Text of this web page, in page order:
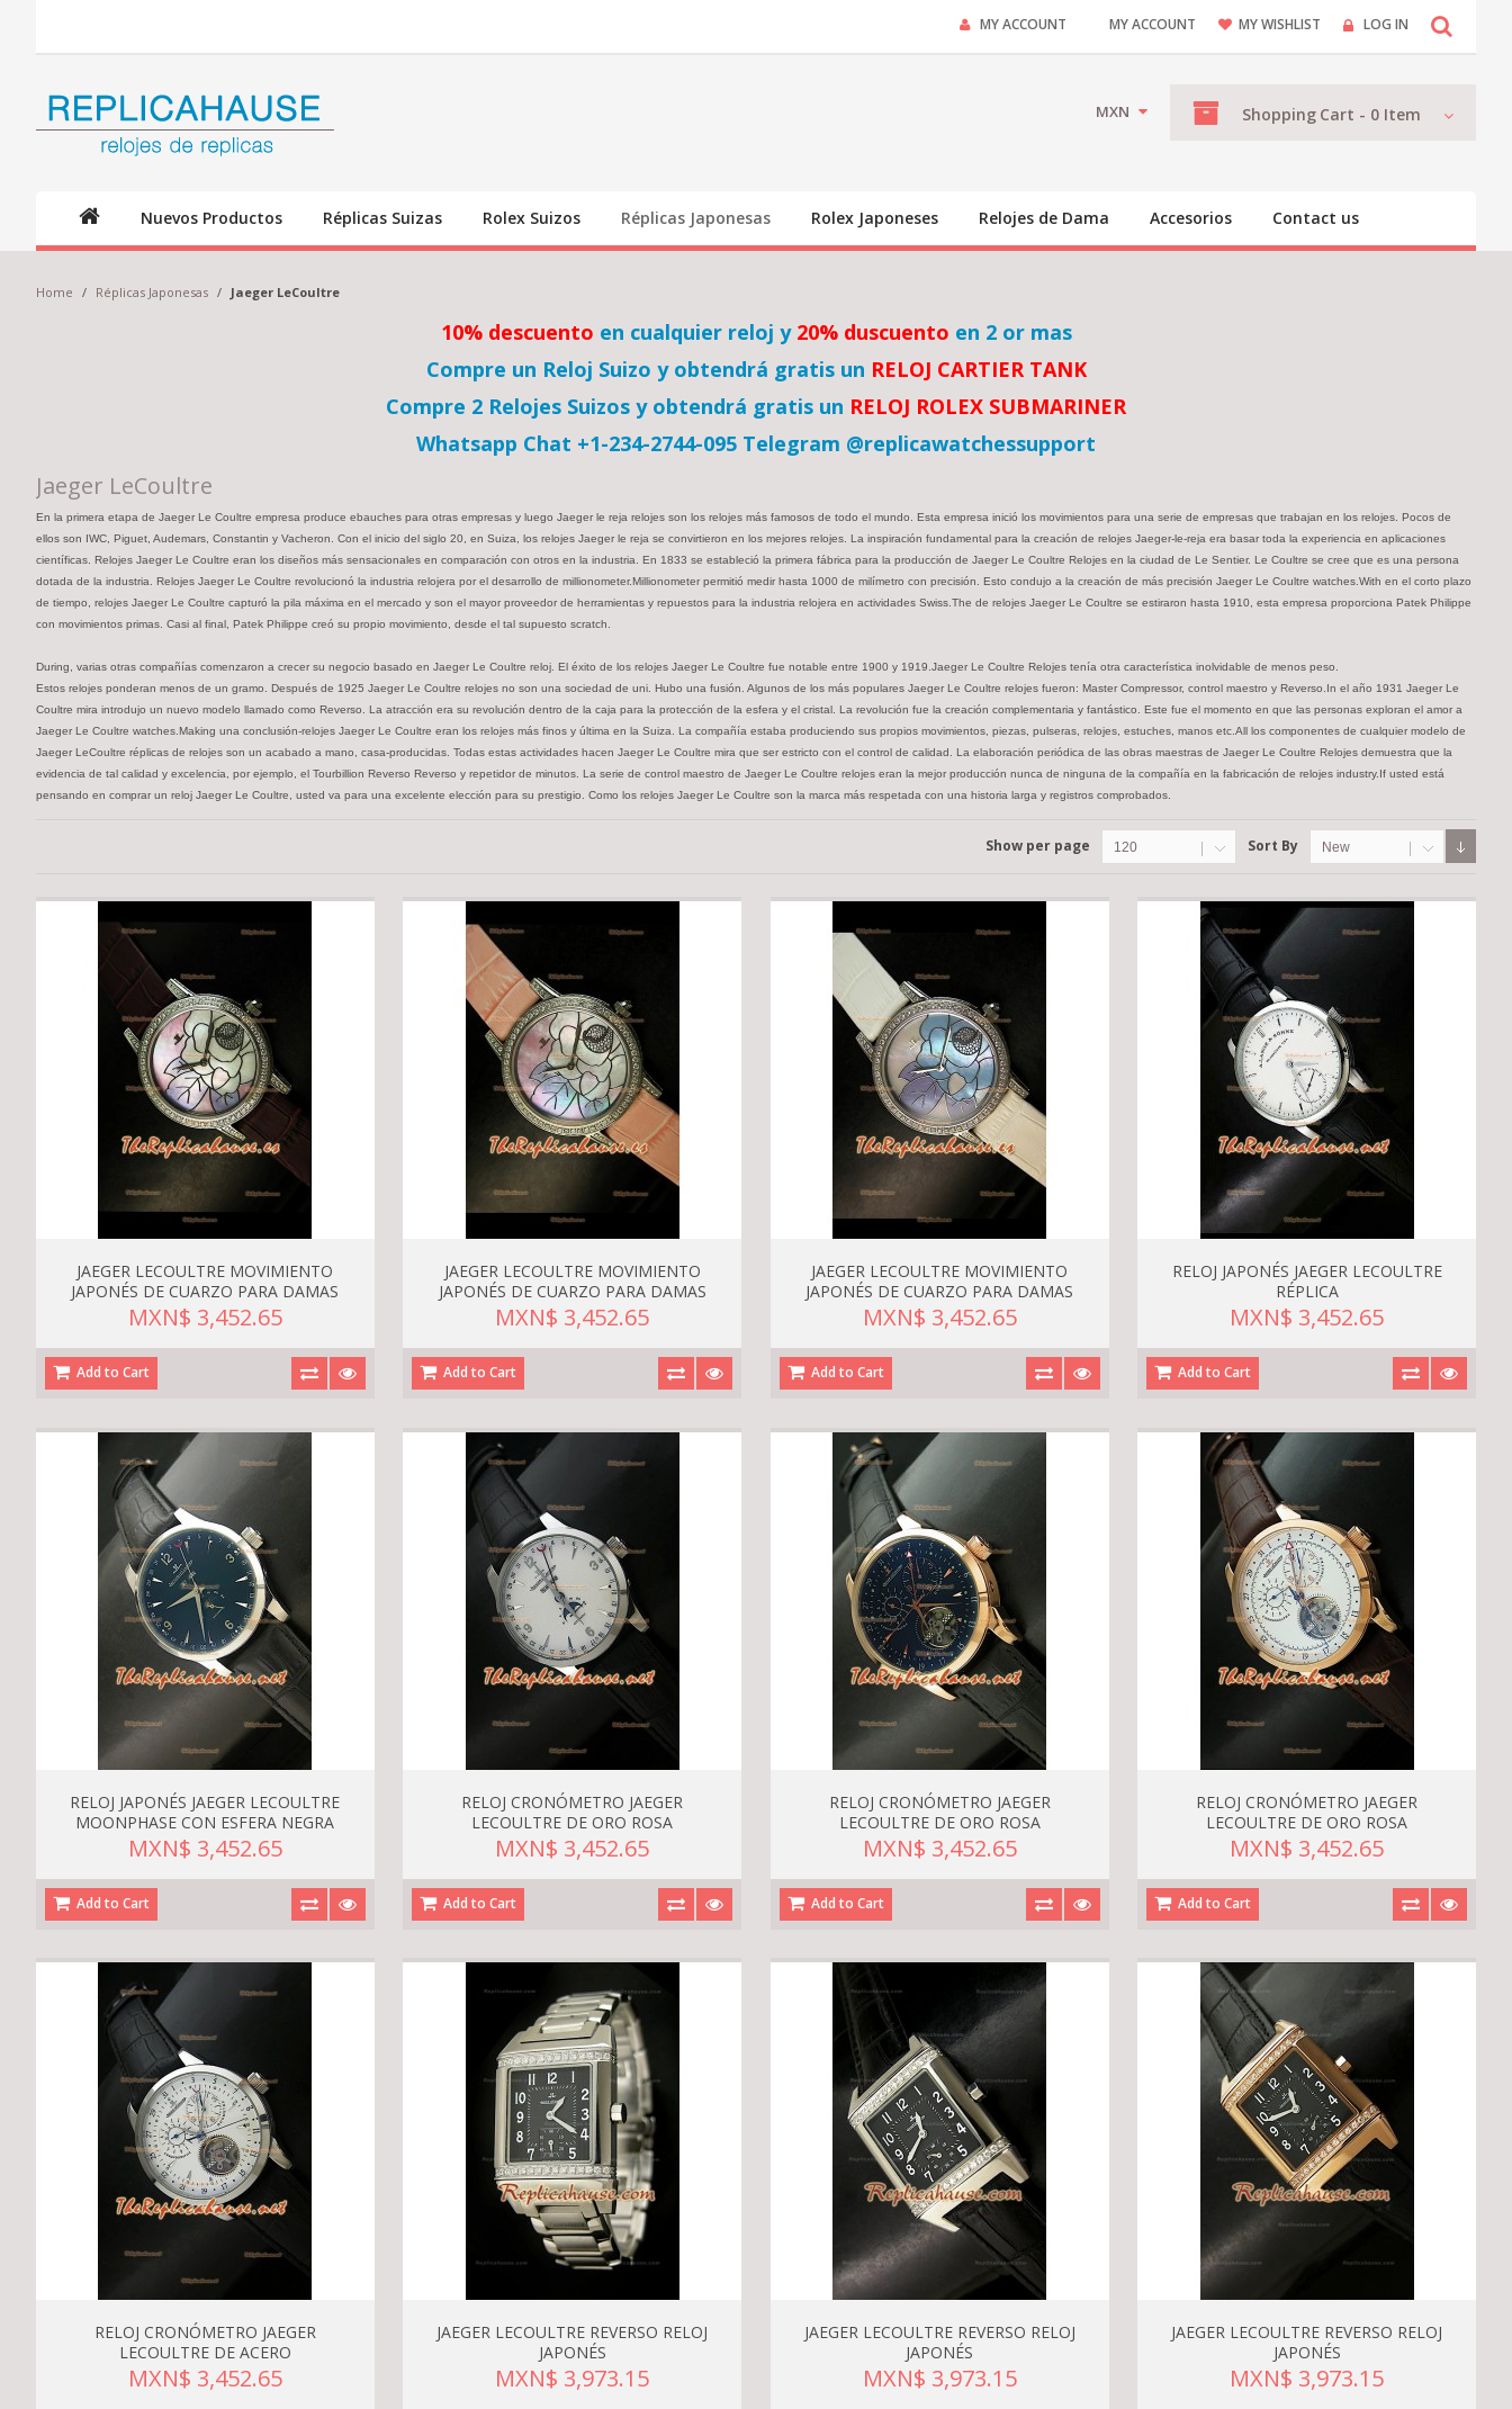
MY ACCOUNT MY ACCOUNT MY WISHLIST LOG IN
Shopping Cart - 0 Item
MXN
Nuevos Productos Réplicas Suizas Rolex Suizos Réplicas Japonesas Rolex Japoneses Relojes de Dama Accesorios Contact us
Home / Réplicas Japonesas / Jaeger LeCoultre
10% descuento en cualquier reloj y 20% duscuento en 2 or mas
Compre un Reloj Suizo y obtendrá gratis un RELOJ CARTIER TANK
Compre 2 Relojes Suizos y obtendrá gratis un RELOJ ROLEX SUBMARINER
Whatsapp Chat +1-234-2744-095 Telegram @replicawatchessupport
Jaeger LeCoultre
En la primera etapa de Jaeger Le Coultre empresa produce ebauches para otras empresas y luego Jaeger le reja relojes son los relojes más famosos de todo el mundo. Esta empresa inició los movimientos para una serie de empresas que trabajan en los relojes. Pocos de
ellos son IWC, Piguet, Audemars, Constantin y Vacheron. Con el inicio del siglo 20, en Suiza, los relojes Jaeger le reja se convirtieron en los mejores relojes. La inspiración fundamental para la creación de relojes Jaeger-le-reja era basar toda la experiencia en aplicaciones
científicas. Relojes Jaeger Le Coultre eran los diseños más sensacionales en comparación con otros en la industria. En 1833 se estableció la primera fábrica para la producción de Jaeger Le Coultre Relojes en la ciudad de Le Sentier. Le Coultre se cree que es una persona
dotada de la industria. Relojes Jaeger Le Coultre revolucionó la industria relojera por el desarrollo de millionometer.Millionometer permitió medir hasta 1000 de milímetro con precisión. Esto condujo a la creación de más precisión Jaeger Le Coultre watches.With en el corto plazo
de tiempo, relojes Jaeger Le Coultre capturó la pila máxima en el mercado y son el mayor proveedor de herramientas y repuestos para la industria relojera en actividades Swiss.The de relojes Jaeger Le Coultre se estiraron hasta 1910, esta empresa proporciona Patek Philippe
con movimientos primas. Casi al final, Patek Philippe creó su propio movimiento, desde el tal supuesto scratch.
During, varias otras compañías comenzaron a crecer su negocio basado en Jaeger Le Coultre reloj. El éxito de los relojes Jaeger Le Coultre fue notable entre 1900 y 1919.Jaeger Le Coultre Relojes tenía otra característica inolvidable de menos peso.
Estos relojes ponderan menos de un gramo. Después de 1925 Jaeger Le Coultre relojes no son una sociedad de uni. Hubo una fusión. Algunos de los más populares Jaeger Le Coultre relojes fueron: Master Compressor, control maestro y Reverso.In el año 1931 Jaeger Le
Coultre mira introdujo un nuevo modelo llamado como Reverso. La atracción era su revolución dentro de la caja para la protección de la esfera y el cristal. La revolución fue la creación complementaria y fantástico. Este fue el momento en que las personas exploran el amor a
Jaeger Le Coultre watches.Making una conclusión-relojes Jaeger Le Coultre eran los relojes más finos y última en la Suiza. La compañía estaba produciendo sus propios movimientos, piezas, pulseras, relojes, estuches, manos etc.All los componentes de cualquier modelo de
Jaeger LeCoultre réplicas de relojes son un acabado a mano, casa-producidas. Todas estas actividades hacen Jaeger Le Coultre mira que ser estricto con el control de calidad. La elaboración periódica de las obras maestras de Jaeger Le Coultre Relojes demuestra que la
evidencia de tal calidad y excelencia, por ejemplo, el Tourbillion Reverso Reverso y repetidor de minutos. La serie de control maestro de Jaeger Le Coultre relojes eran la mejor producción nunca de ninguna de la compañía en la fabricación de relojes industry.If usted está
pensando en comprar un reloj Jaeger Le Coultre, usted va para una excelente elección para su prestigio. Como los relojes Jaeger Le Coultre son la marca más respetada con una historia larga y registros comprobados.
Sort By New
Show per page 120
JAEGER LECOULTRE MOVIMIENTO
JAPONÉS DE CUARZO PARA DAMAS
MXN$ 3,452.65
Add to Cart
JAEGER LECOULTRE MOVIMIENTO
JAPONÉS DE CUARZO PARA DAMAS
MXN$ 3,452.65
Add to Cart
JAEGER LECOULTRE MOVIMIENTO
JAPONÉS DE CUARZO PARA DAMAS
MXN$ 3,452.65
Add to Cart
RELOJ JAPONÉS JAEGER LECOULTRE
RÉPLICA
MXN$ 3,452.65
Add to Cart
RELOJ JAPONÉS JAEGER LECOULTRE
MOONPHASE CON ESFERA NEGRA
MXN$ 3,452.65
Add to Cart
RELOJ CRONÓMETRO JAEGER
LECOULTRE DE ORO ROSA
MXN$ 3,452.65
Add to Cart
RELOJ CRONÓMETRO JAEGER
LECOULTRE DE ORO ROSA
MXN$ 3,452.65
Add to Cart
RELOJ CRONÓMETRO JAEGER
LECOULTRE DE ORO ROSA
MXN$ 3,452.65
Add to Cart
RELOJ CRONÓMETRO JAEGER
LECOULTRE DE ACERO
MXN$ 3,452.65
JAEGER LECOULTRE REVERSO RELOJ
JAPONÉS
MXN$ 3,973.15
JAEGER LECOULTRE REVERSO RELOJ
JAPONÉS
MXN$ 3,973.15
JAEGER LECOULTRE REVERSO RELOJ
JAPONÉS
MXN$ 3,973.15